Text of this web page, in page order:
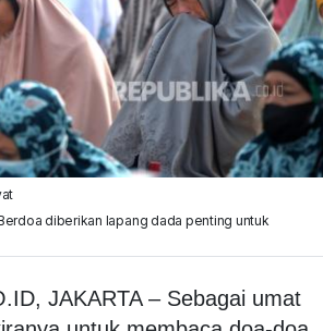
diberikan lapang dada penting untuk
JAKARTA – Sebagai umat